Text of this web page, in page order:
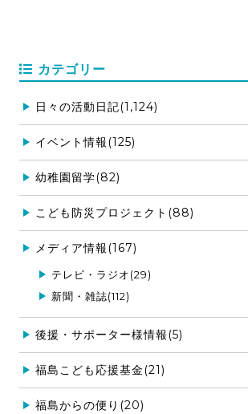
カテゴリー
日々の活動日記(1,124)
イベント情報(125)
幼稚園留学(82)
こども防災プロジェクト(88)
メディア情報(167)
テレビ・ラジオ(29)
新聞・雑誌(112)
後援・サポーター様情報(5)
福島こども応援基金(21)
福島からの便り(20)